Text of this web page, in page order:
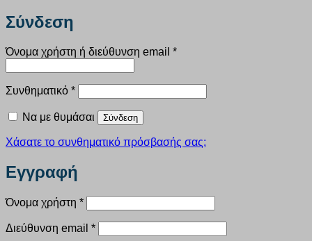
Σύνδεση
Όνομα χρήστη ή διεύθυνση email *Απαιτείται
Συνθηματικό *Απαιτείται
Να με θυμάσαι Σύνδεση
Χάσατε το συνθηματικό πρόσβασής σας;
Εγγραφή
Όνομα χρήστη *Απαιτείται
Διεύθυνση email *Απαιτείται